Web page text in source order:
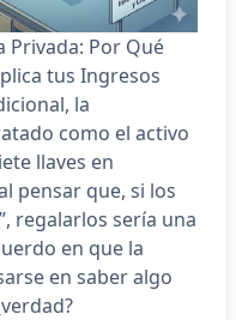
Privada: Por Qué
tus Ingresos
la
como el activo
llaves en
pensar que, si los
regalarlos sería una
en que la
en saber algo